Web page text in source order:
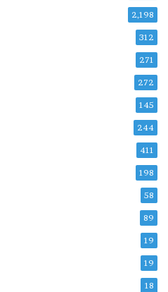
2,198
312
271
272
145
244
411
198
58
89
19
19
18